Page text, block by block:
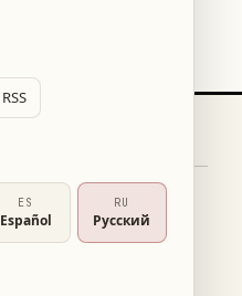
RSS
ES
Español
RU
Русский